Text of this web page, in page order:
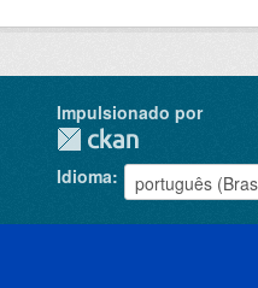
Impulsionado por
Idioma